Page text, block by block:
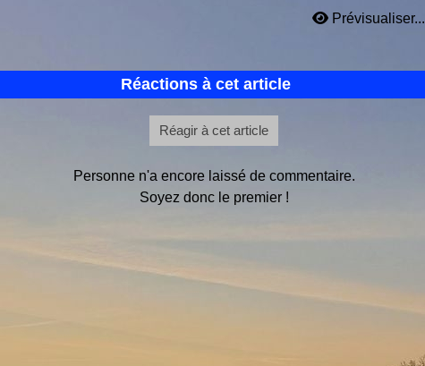
Prévisualiser...
Réactions à cet article
Réagir à cet article
Personne n'a encore laissé de commentaire.
Soyez donc le premier !